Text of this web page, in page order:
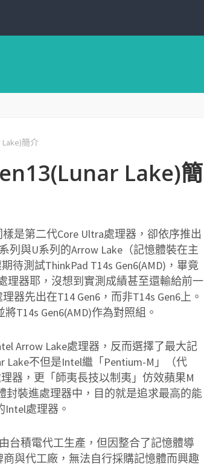
Lake)簡介
Lake)簡
是第二代Core Ultra處理器，卻依序推出
列與U系列的Arrow Lake（記憶體裝在主
測試ThinkPad T14s Gen6(AMD)，畢竟
理器耶，沒想到實測成績甚至還輸給前一
器先出在T14 Gen6，而非T14s Gen6上。
T14s Gen6(AMD)作為對照組。
Arrow Lake處理器，反而選擇了最大記
Lake不但是Intel繼「Pentium-M」（代
器，更「師夷長技以制夷」仿效蘋果M
封裝進處理器中，目的就是追求最高的能
Intel處理器。
台積電代工生產，但因整合了記憶體導
與代工廠，無法自行採購記憶體而興趣